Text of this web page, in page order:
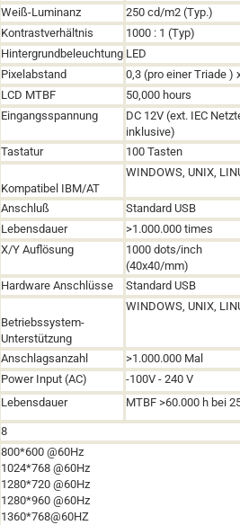
Weiß-Luminanz
250 cd/m2 (Typ.)
Kontrastverhältnis
1000 : 1 (Typ)
Hintergrundbeleuchtung LED
Pixelabstand
0,3 (pro einer Triade )
LCD MTBF
50,000 hours
Eingangsspannung
DC 12V (ext. IEC
inklusive)
Tastatur 100 Tasten
Kompatibel IBM/AT
WINDOWS, UNIX,
Anschluß
Standard USB
Lebensdauer
>1.000.000 times
X/Y Auflösung
1000 dots/inch
(40x40/mm)
Hardware Anschlüsse
Standard USB
Betriebssystem-
Unterstützung
WINDOWS, UNIX,
Anschlagsanzahl >1.000.000 Mal
Power Input (AC) -100V - 240 V
Lebensdauer
MTBF >60.000 h bei
8
800*600 @60Hz
1024*768 @60Hz
1280*720 @60Hz
1280*960 @60Hz
1360*768@60HZ